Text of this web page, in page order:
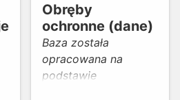
Obręby
ochronne (dane)
Baza została
opracowana na
podstawie